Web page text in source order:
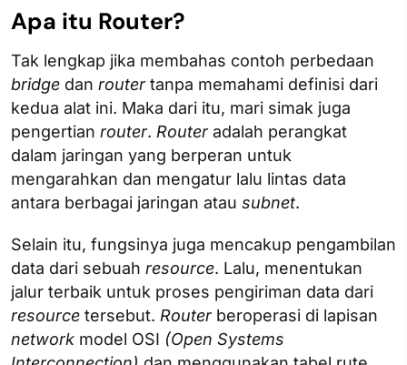
Apa itu Router?
Tak lengkap jika membahas contoh perbedaan
bridge dan router tanpa memahami definisi dari
kedua alat ini. Maka dari itu, mari simak juga
pengertian router. Routeradalah perangkat
dalam jaringan yang berperan untuk
mengarahkan dan mengatur lalu lintas data
antara berbagai jaringan atau subnet.
Selain itu, fungsinya juga mencakup pengambilan
data dari sebuah resource. Lalu, menentukan
jalur terbaik untuk proses pengiriman data dari
resource tersebut. Router beroperasi di lapisan
network model OSI (Open Systems